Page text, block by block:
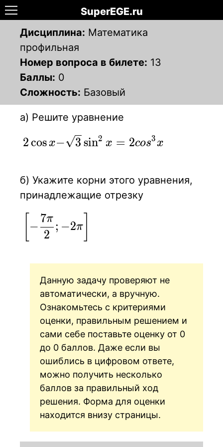
SuperEGE.ru
Дисциплина: Математика
профильная
Номер вопроса в билете: 13
Баллы: 0
Сложность: Базовый
а) Решите уравнение
\displaystyle{2\cos{x}
2cos x− 3 sin2 x = 2cos3 x
б) Укажите корни этого уравнения,
принадлежащие отрезку
\displaystyle
\left[ -
{2}; -2\pi
\right]
−
2
7π
; −2π
Данную задачу проверяют не
автоматически, а вручную.
Ознакомьтесь с критериями
оценки, правильным решением и
сами себе поставьте оценку от 0
до 0 баллов. Даже если вы
ошиблись в цифровом ответе,
можно получить несколько
баллов за правильный ход
решения. Форма для оценки
находится внизу страницы.